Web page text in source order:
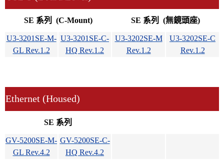
SE 系列 (C-Mount) SE 系列 (無鏡頭座)
U3-3201SE-M-
GL Rev.1.2
U3-3201SE-C-
HQ Rev.1.2
U3-3202SE-M
Rev.1.2
U3-3202SE-C
Rev.1.2
Ethernet (Housed)
SE 系列
GV-5200SE-M-
GL Rev.4.2
GV-5200SE-C-
HQ Rev.4.2